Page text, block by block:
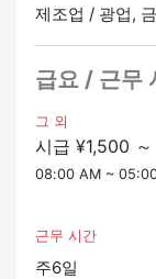
자격 소득 지원
습니다.
경력자 및 타마
제조업 / 광업,
급요 / 근무
그 외
시급 ¥1,500
08:00 AM ~
근무 시간
주6일